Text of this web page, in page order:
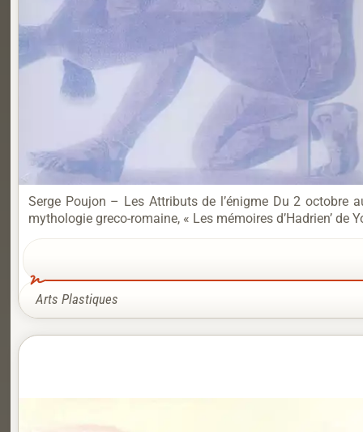
Serge Poujon – Les Attributs de l’énigme Du 2 octobre
mythologie greco-romaine, « Les mémoires d’Hadrien’
Arts Plastiques